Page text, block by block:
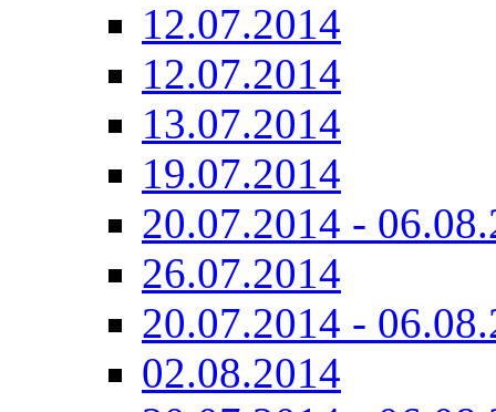
12.07.2014
12.07.2014
13.07.2014
19.07.2014
20.07.2014 -
26.07.2014
20.07.2014 -
02.08.2014